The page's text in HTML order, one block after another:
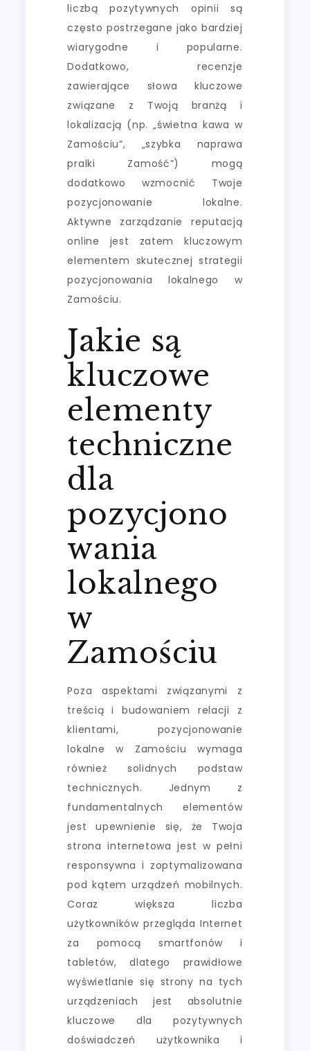
liczbą pozytywnych opinii są
często postrzegane jako bardziej
wiarygodne i popularne.
Dodatkowo, recenzje
zawierające słowa kluczowe
związane z Twoją branżą i
lokalizacją (np. „świetna kawa w
Zamościu”, „szybka naprawa
pralki Zamość”) mogą
dodatkowo wzmocnić Twoje
pozycjonowanie lokalne.
Aktywne zarządzanie reputacją
online jest zatem kluczowym
elementem skutecznej strategii
pozycjonowania lokalnego w
Zamościu.
Jakie są
kluczowe
elementy
techniczne
dla
pozycjono
wania
lokalnego
w
Zamościu
Poza aspektami związanymi z
treścią i budowaniem relacji z
klientami, pozycjonowanie
lokalne w Zamościu wymaga
również solidnych podstaw
technicznych. Jednym z
fundamentalnych elementów
jest upewnienie się, że Twoja
strona internetowa jest w pełni
responsywna i zoptymalizowana
pod kątem urządzeń mobilnych.
Coraz większa liczba
użytkowników przegląda Internet
za pomocą smartfonów i
tabletów, dlatego prawidłowe
wyświetlanie się strony na tych
urządzeniach jest absolutnie
kluczowe dla pozytywnych
doświadczeń użytkownika i